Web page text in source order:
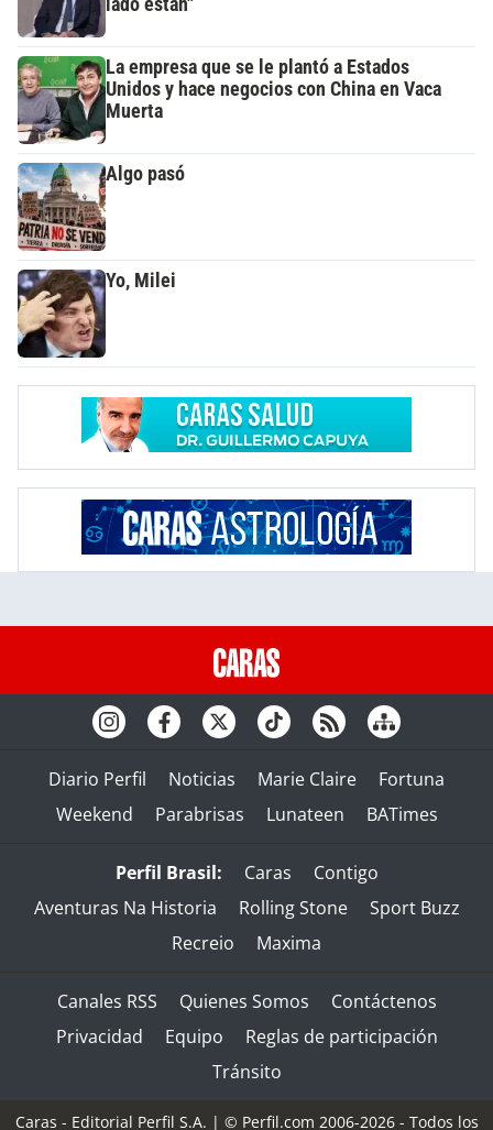
lado están"
La empresa que se le plantó a Estados
Unidos y hace negocios con China en Vaca
Muerta
Algo pasó
Yo, Milei
Diario Perfil Noticias Marie Claire
Fortuna
Weekend
Parabrisas Lunateen BATimes
Perfil Brasil: Caras
Contigo
Aventuras Na Historia
Rolling Stone
Sport Buzz
Recreio
Maxima
Canales RSS Quienes Somos
Contáctenos
Privacidad
Equipo
Reglas de participación
Tránsito
Caras - Editorial Perfil S.A. | © Perfil.com 2006-2026 - Todos los